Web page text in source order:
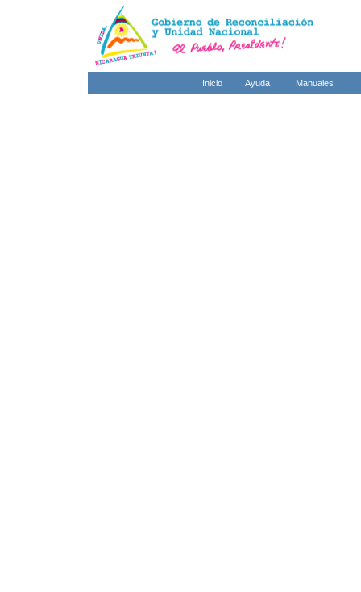
Inicio Ayuda Manuales